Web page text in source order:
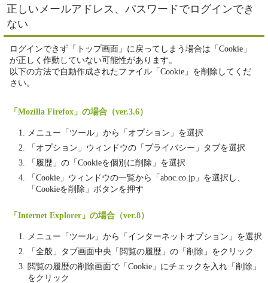
正しいメールアドレス、パスワードでログインでき
ない
ログインできず「トップ画面」に戻ってしまう場合は「Cookie」
が正しく作動していない可能性があります。
以下の方法で自動作成されたファイル「Cookie」を削除してくだ
さい。
「Mozilla Firefox」の場合（ver.3.6）
メニュー「ツール」から「オプション」を選択
「オプション」ウィンドウの「プライバシー」タブを選択
「履歴」の「Cookieを個別に削除」を選択
「Cookie」ウィンドウの一覧から「aboc.co.jp」を選択し、
「Cookieを削除」ボタンを押す
「Internet Explorer」の場合（ver.8）
メニュー「ツール」から「インターネットオプション」を選択
「全般」タブ画面中央「閲覧の履歴」の「削除」をクリック
閲覧の履歴の削除画面で「Cookie」にチェックを入れ「削除」
をクリック